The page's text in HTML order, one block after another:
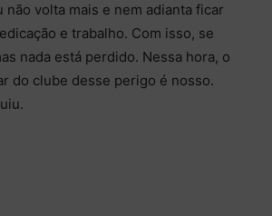
volta mais e nem adianta ficar
e trabalho. Com isso, se
nada está perdido. Nessa hora, o
do clube desse perigo é nosso.